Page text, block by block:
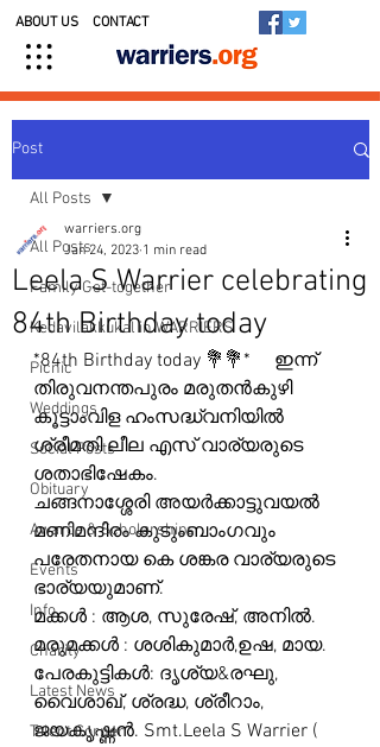
ABOUT US CONTACT
Post
All Posts
Family Get-together
Kedavilakkukal in WARRIERS
Picnic
Weddings
Social Posts
Obituary
Awards & Scholarships
Events
Info
Charity
Latest News
Talent Corner
All Posts
Leela S Warrier celebrating
84th Birthday today
warriers.org
Jan 24, 2023 1 min read
*84th Birthday today 💐💐*     ഇന്ന്
തിരുവനന്തപുരം മരുതൻകുഴി
കൂട്ടാംവിള ഹംസദ്ധ്വനിയിൽ
ശ്രീമതി ലീല എസ് വാര്യരുടെ
ശതാഭിഷേകം.
ചങ്ങനാശ്ശേരി അയർക്കാട്ടുവയൽ
മണിമന്ദിരം കുടുംബാംഗവും
പരേതനായ കെ ശങ്കര വാര്യരുടെ
ഭാര്യയുമാണ്.
മക്കൾ : ആശ, സുരേഷ്, അനിൽ.
മരുമക്കൾ : ശശികുമാർ,ഉഷ, മായ.
പേരകുട്ടികൾ: ദൃശ്യ&രഘു,
വൈശാഖ്, ശ്രദ്ധ, ശ്രീറാം,
ജയകൃഷ്ണൻ. Smt.Leela S Warrier (